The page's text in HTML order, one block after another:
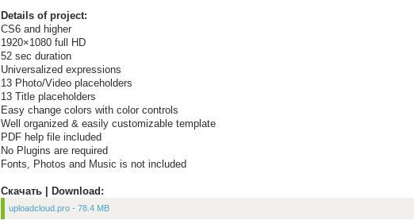
Details of project:
CS6 and higher
1920×1080 full HD
52 sec duration
Universalized expressions
13 Photo/Video placeholders
13 Title placeholders
Easy change colors with color controls
Well organized & easily customizable template
PDF help file included
No Plugins are required
Fonts, Photos and Music is not included
Скачать | Download:
uploadcloud.pro - 78.4 MB